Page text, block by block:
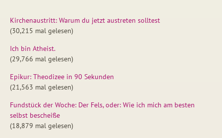
Kirchenaustritt: Warum du jetzt austreten solltest
(30,215 mal gelesen)
Ich bin Atheist.
(29,766 mal gelesen)
Epikur: Theodizee in 90 Sekunden
(21,563 mal gelesen)
Fundstück der Woche: Der Fels, oder: Wie ich mich am besten
selbst bescheiße
(18,879 mal gelesen)